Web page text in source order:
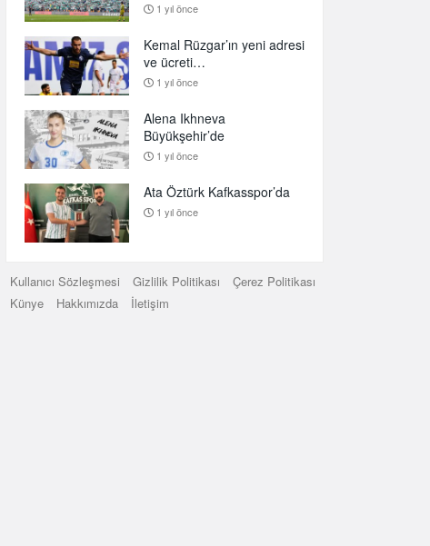
1 yıl önce
Kemal Rüzgar’ın yeni adresi
ve ücreti…
1 yıl önce
Alena Ikhneva
Büyükşehir’de
1 yıl önce
Ata Öztürk Kafkasspor’da
1 yıl önce
Kullanıcı Sözleşmesi Gizlilik Politikası
Çerez Politikası
Künye
Hakkımızda İletişim